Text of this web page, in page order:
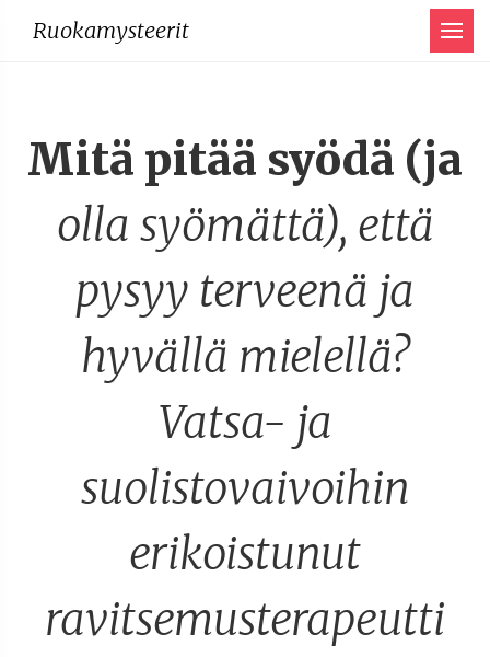
Ruokamysteerit Menu
Mitä pitää syödä (ja
olla syömättä), että
pysyy terveenä ja
hyvällä mielellä?
Vatsa- ja
suolistovaivoihin
erikoistunut
ravitsemusterapeutti